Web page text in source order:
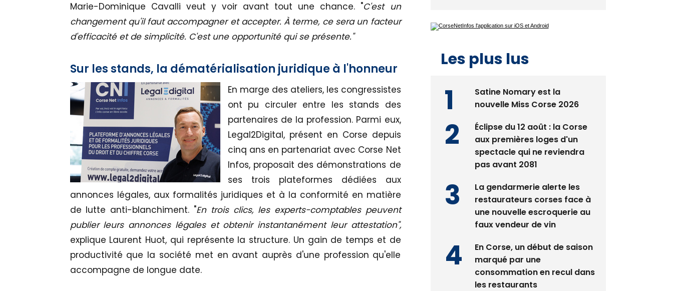
Marie-Dominique Cavalli veut y voir avant tout une chance. "C'est un
changement qu'il faut accompagner et accepter. À terme, ce sera un facteur
d'efficacité et de simplicité. C'est une opportunité qui se présente."
Sur les stands, la dématérialisation juridique à l'honneur
En marge des ateliers, les congressistes
ont pu circuler entre les stands des
partenaires de la profession. Parmi eux,
Legal2Digital, présent en Corse depuis
cinq ans en partenariat avec Corse Net
Infos, proposait des démonstrations de
ses trois plateformes dédiées aux
annonces légales, aux formalités juridiques et à la conformité en matière
de lutte anti-blanchiment. "En trois clics, les experts-comptables peuvent
publier leurs annonces légales et obtenir instantanément leur attestation",
explique Laurent Huot, qui représente la structure. Un gain de temps et de
productivité que la société met en avant auprès d'une profession qu'elle
accompagne de longue date.
Les plus lus
Satine Nomary est la
nouvelle Miss Corse 2026
Éclipse du 12 août : la Corse
aux premières loges d'un
spectacle qui ne reviendra
pas avant 2081
La gendarmerie alerte les
restaurateurs corses face à
une nouvelle escroquerie au
faux vendeur de vin
En Corse, un début de saison
marqué par une
consommation en recul dans
les restaurants